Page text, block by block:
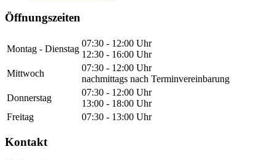
Öffnungszeiten
Montag - Dienstag
07:30 - 12:00 Uhr
12:30 - 16:00 Uhr
Mittwoch
07:30 - 12:00 Uhr
nachmittags nach Terminvereinbarung
Donnerstag
07:30 - 12:00 Uhr
13:00 - 18:00 Uhr
Freitag
07:30 - 13:00 Uhr
Kontakt